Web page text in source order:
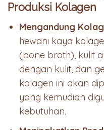
Produksi Kolagen
Mengandung
hewani kaya
(bone broth), kulit
dengan kulit, dan
kolagen ini akan
yang kemudian
kebutuhan.